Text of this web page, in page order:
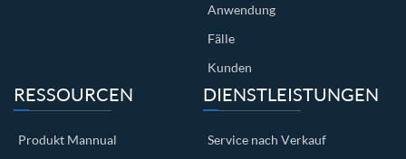
Anwendung
Fälle
Kunden
RESSOURCEN
Produkt Mannual
DIENSTLEISTUNGEN
Service nach Verkauf